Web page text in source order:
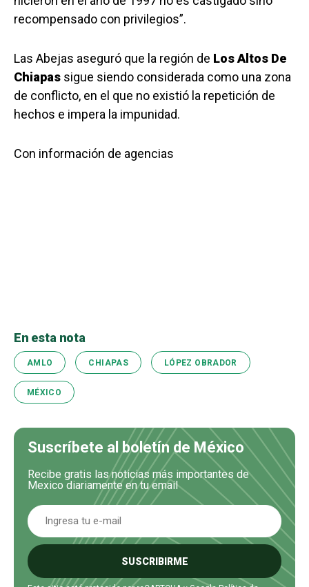
recompensado con privilegios”.
Las Abejas aseguró que la región de Los Altos De
Chiapas sigue siendo considerada como una zona
de conflicto, en el que no existió la repetición de
hechos e impera la impunidad.
Con información de agencias
En esta nota
AMLO CHIAPAS LÓPEZ OBRADOR
MÉXICO
Suscríbete al boletín de México
Recibe gratis las noticias más importantes de
Mexico diariamente en tu email
SUSCRIBIRME